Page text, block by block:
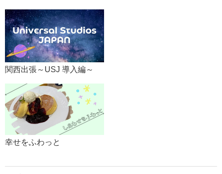
関西出張～USJ 導入編～
幸せをふわっと